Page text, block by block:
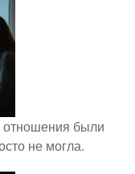
отношения были
не могла.